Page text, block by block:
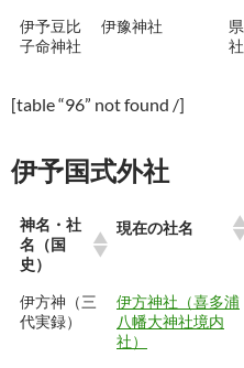
伊予豆比
子命神社
伊豫神社
県
社
[table “96” not found /]
伊予国式外社
神名・社
名（国
史）
現在の社名
伊方神（三
代実録）
伊方神社（喜多浦
八幡大神社境内
社）